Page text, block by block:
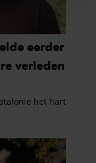
media te bieden
Ook delen we
met onze
en analyse. Deze
met andere
die ze hebben
website blijft